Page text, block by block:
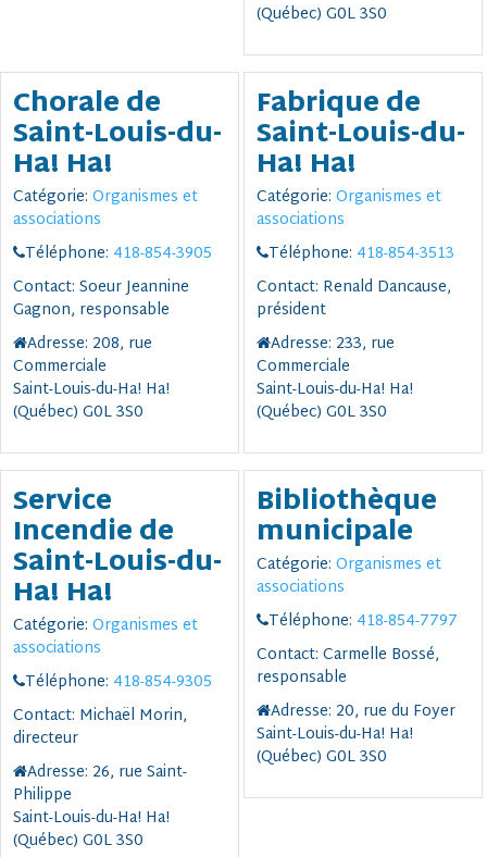
(Québec) G0L 3S0
Chorale de
Saint-Louis-du-
Ha! Ha!
Catégorie: Organismes et
associations
Téléphone: 418-854-3905
Contact: Soeur Jeannine
Gagnon, responsable
Adresse: 208, rue
Commerciale
Saint-Louis-du-Ha! Ha!
(Québec) G0L 3S0
Fabrique de
Saint-Louis-du-
Ha! Ha!
Catégorie: Organismes et
associations
Téléphone: 418-854-3513
Contact: Renald Dancause,
président
Adresse: 233, rue
Commerciale
Saint-Louis-du-Ha! Ha!
(Québec) G0L 3S0
Service
Incendie de
Saint-Louis-du-
Ha! Ha!
Catégorie: Organismes et
associations
Téléphone: 418-854-9305
Contact: Michaël Morin,
directeur
Adresse: 26, rue Saint-
Philippe
Saint-Louis-du-Ha! Ha!
(Québec) G0L 3S0
Bibliothèque
municipale
Catégorie: Organismes et
associations
Téléphone: 418-854-7797
Contact: Carmelle Bossé,
responsable
Adresse: 20, rue du Foyer
Saint-Louis-du-Ha! Ha!
(Québec) G0L 3S0